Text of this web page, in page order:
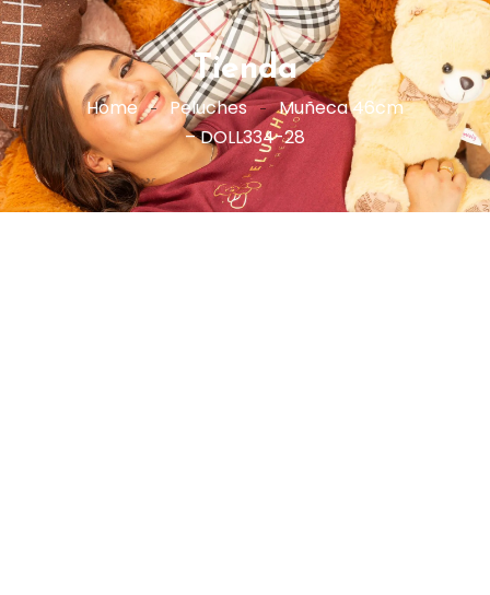
Tienda
Home Peluches
Muñeca 46cm
– DOLL334-28